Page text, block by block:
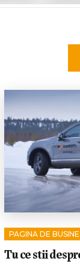
PAGINA DE
Tu ce stii